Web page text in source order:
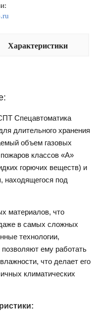
Характеристики
Спецавтоматика
длительного хранения
объем газовых
классов «А»
горючих веществ) и
находящегося под
материалов, что
в самых сложных
технологии,
ему работать
что делает его
климатических